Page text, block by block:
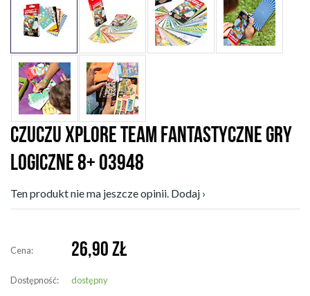
CZUCZU XPLORE TEAM FANTASTYCZNE GRY
LOGICZNE 8+ 03948
Ten produkt nie ma jeszcze opinii. Dodaj ›
Cena: 26,90 ZŁ
Dostępność: dostępny